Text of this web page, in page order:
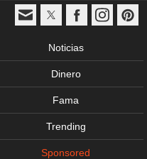
Noticias
Dinero
Fama
Trending
Sponsored